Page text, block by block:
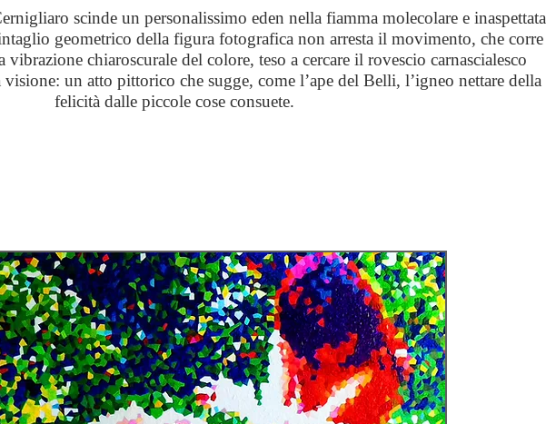
scinde un personalissimo eden nella fiamma molecolare e inaspettata
geometrico della figura fotografica non arresta il movimento, che corre
vibrazione chiaroscurale del colore, teso a cercare il rovescio carnascialesco
un atto pittorico che sugge, come l’ape del Belli, l’igneo nettare della
felicità dalle piccole cose consuete.